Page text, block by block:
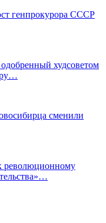
генпрокурора СССР
худсоветом
сменили
революционному